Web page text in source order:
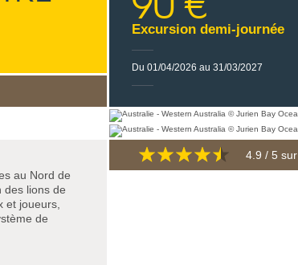
Excursion demi-journée
Du 01/04/2026 au 31/03/2027
au Nord de
des lions de
et joueurs,
de
4.9 / 5 sur